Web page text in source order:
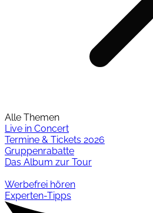
Alle Themen
Live in Concert
Termine & Tickets 2026
Gruppenrabatte
Das Album zur Tour
Werbefrei hören
Experten-Tipps